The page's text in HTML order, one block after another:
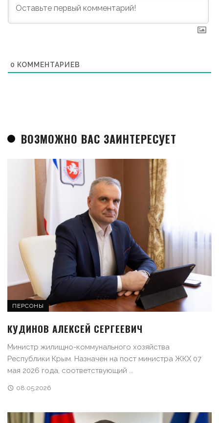
0 КОММЕНТАРИЕВ
ВОЗМОЖНО ВАС ЗАИНТЕРЕСУЕТ
ПЕРСОНЫ
КУДИНОВ АЛЕКСЕЙ СЕРГЕЕВИЧ
Министр жилищно-коммунального хозяйства
Республики Крым. Назначен на пост министра ЖКХ 07
мая 2026 года, соответствующий ...
08.05.2026